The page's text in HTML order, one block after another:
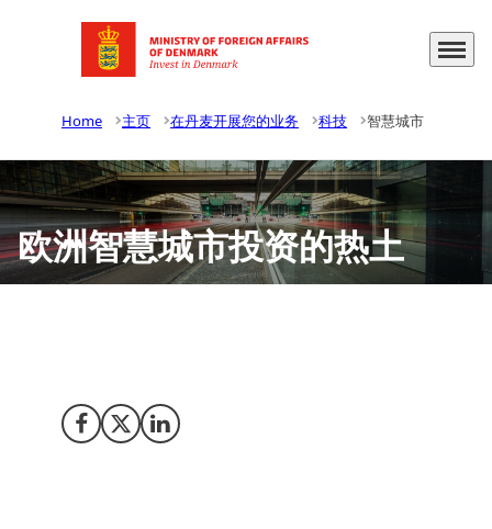
Go to frontpage Menu
Home 主页 在丹麦开展您的业务 科技 智慧城市
欧洲智慧城市投资的热土
Share on Facebook
Share on X (Twitter)
Share on LinkedIn